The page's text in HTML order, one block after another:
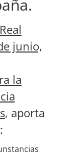
Real
junio,
la
, aporta